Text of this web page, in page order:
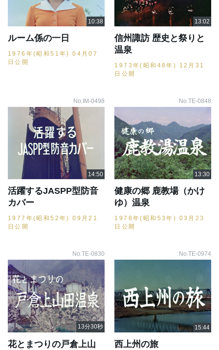
ルーム係の一日
1976年(昭和51年) 04月07
日公開
信州諏訪 歴史と祭りと
温泉
1973年(昭和48年) 12月31
日公開
No.IM-0498
活躍するJASPP型防音
カバー
1977年(昭和52年) 09月21
日公開
No.TE-0848
健康の郷 鹿教場（かけ
ゆ）温泉
1978年(昭和53年) 03月23
日公開
No.TE-0830
花とまつりの戸倉上山
No.TE-0974
西上州の旅